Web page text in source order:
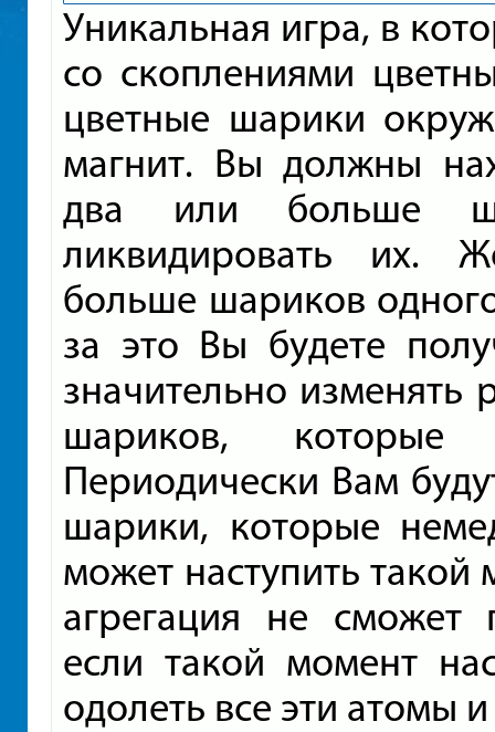
Уникальная игра, в
со скоплениями
цветные шарики
магнит. Вы должны
два или больше
ликвидировать их.
больше шариков
за это Вы будете
значительно изменять
шариков, которые
Периодически Вам
шарики, которые
может наступить такой
агрегация не сможет
если такой момент
одолеть все эти атомы